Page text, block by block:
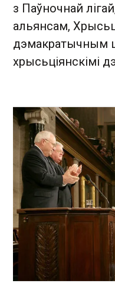
з Паўночнай
альянсам,
дэмакратычным
хрысьціянскімі